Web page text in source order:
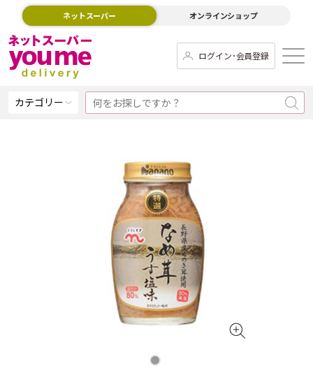
ネットスーパー オンラインショップ
ログイン･会員登録
カテゴリー